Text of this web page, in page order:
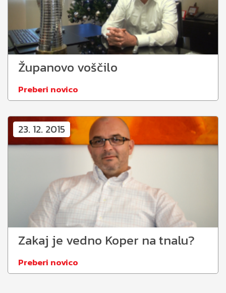
Županovo voščilo
Preberi novico
23. 12. 2015
Zakaj je vedno Koper na tnalu?
Preberi novico